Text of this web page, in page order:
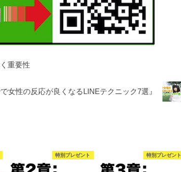
重要性
女性の反応が良くなるLINEテクニック7選』
特別プレゼント 特別プレゼント